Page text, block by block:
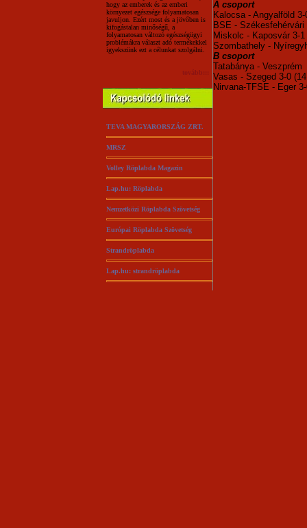
hogy az emberek és az emberi
környezet egészsége folyamatosan
javuljon. Ezért most és a jövőben is
kifogástalan minőségű, a
folyamatosan változó egészségügyi
problémákra választ adó termékekkel
igyekszünk ezt a célunkat szolgálni.
tovább:::
TEVA MAGYARORSZÁG ZRT.
MRSZ
Volley Röplabda Magazin
Lap.hu: Röplabda
Nemzetközi Röplabda Szövetség
Európai Röplabda Szövetség
Strandröplabda
Lap.hu: strandröplabda
A csoport
Kalocsa - Angyalföld
BSE -
Miskolc - Kaposvár 3-
Szombathely -
B csoport
Tatabánya - Veszprém
Vasas - Szeged 3-0
Nirvana-TFSE - Eger